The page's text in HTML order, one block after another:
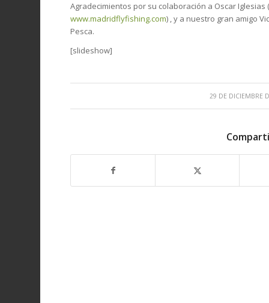
Agradecimientos por su colaboración a Oscar Iglesias
www.madridflyfishing.com) , y a nuestro gran amigo
Pesca.
[slideshow]
29 DE DICIEMBRE
/